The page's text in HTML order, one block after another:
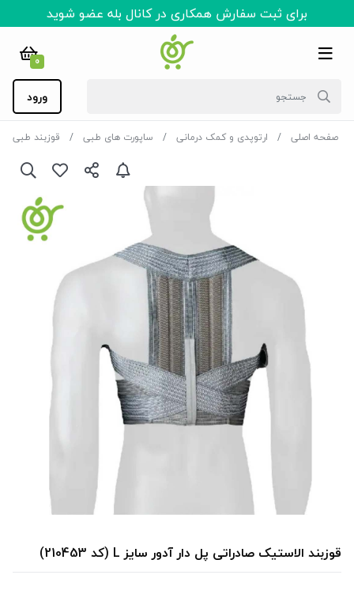
برای ثبت سفارش همکاری در کانال بله عضو شوید
0
ورود
صفحه اصلی ارتوپدی و کمک درمانی ساپورت های طبی قوزبند طبی
قوزبند الاستیک صادراتی پل دار آدور سایز L (کد 210453)